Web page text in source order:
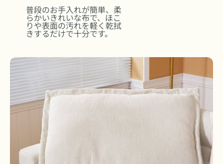
普段のお手入れが簡単、柔
らかいきれいな布で、ほこ
りや表面の汚れを軽く乾拭
きするだけで十分です。